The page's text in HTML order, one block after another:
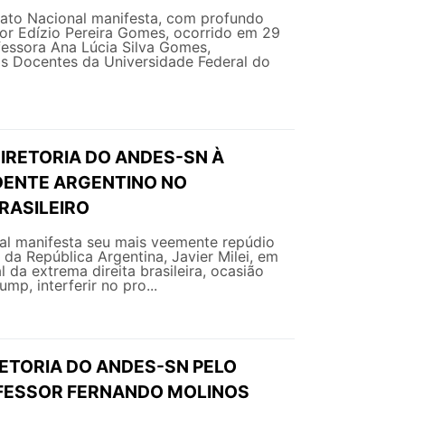
Nacional manifesta, com profundo
Edízio Pereira Gomes, ocorrido em 29
Ana Lúcia Silva Gomes,
Docentes da Universidade Federal do
DO ANDES-SN À
ARGENTINO NO
manifesta seu mais veemente repúdio
República Argentina, Javier Milei, em
da extrema direita brasileira, ocasião
interferir no pro...
DO ANDES-SN PELO
FERNANDO MOLINOS